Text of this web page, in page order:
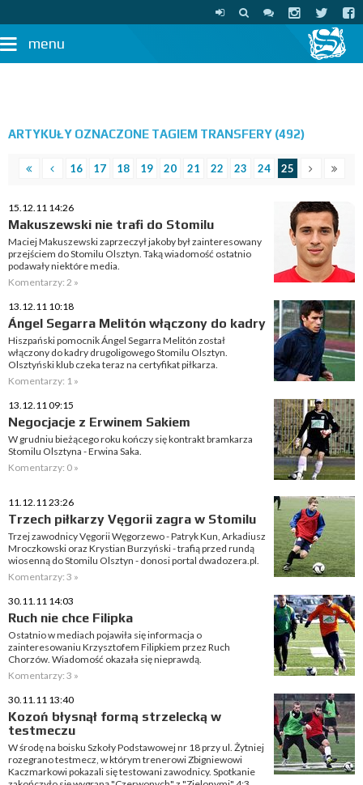
menu
ARTYKUŁY OZNACZONE TAGIEM TRANSFERY (492)
16 17 18 19 20 21 22 23 24 25
15.12.11 14:26
Makuszewski nie trafi do Stomilu
Maciej Makuszewski zaprzeczył jakoby był zainteresowany
przejściem do Stomilu Olsztyn. Taką wiadomość ostatnio
podawały niektóre media.
Komentarzy: 2 »
13.12.11 10:18
Ángel Segarra Melitón włączony do kadry
Hiszpański pomocnik Ángel Segarra Melitón został
włączony do kadry drugoligowego Stomilu Olsztyn.
Olsztyński klub czeka teraz na certyfikat piłkarza.
Komentarzy: 1 »
13.12.11 09:15
Negocjacje z Erwinem Sakiem
W grudniu bieżącego roku kończy się kontrakt bramkarza
Stomilu Olsztyna - Erwina Saka.
Komentarzy: 0 »
11.12.11 23:26
Trzech piłkarzy Vęgorii zagra w Stomilu
Trzej zawodnicy Vęgorii Węgorzewo - Patryk Kun, Arkadiusz
Mroczkowski oraz Krystian Burzyński - trafią przed rundą
wiosenną do Stomilu Olsztyn - donosi portal dwadozera.pl.
Komentarzy: 3 »
30.11.11 14:03
Ruch nie chce Filipka
Ostatnio w mediach pojawiła się informacja o
zainteresowaniu Krzysztofem Filipkiem przez Ruch
Chorzów. Wiadomość okazała się nieprawdą.
Komentarzy: 3 »
30.11.11 13:40
Kozoń błysnął formą strzelecką w
testmeczu
W środę na boisku Szkoły Podstawowej nr 18 przy ul. Żytniej
rozegrano testmecz, w którym trenerowi Zbigniewowi
Kaczmarkowi pokazali się testowani zawodnicy. Spotkanie